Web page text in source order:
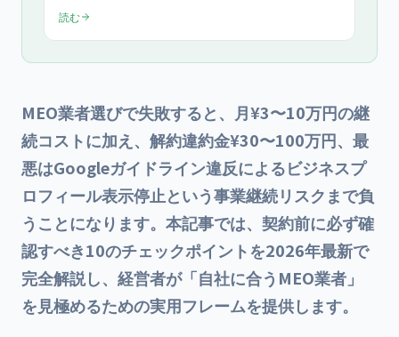
MEO3で配分し、即効性と資産性の役割分担で来店問合せ
読む
MEO業者選びで失敗すると、月¥3〜10万円の継
続コストに加え、解約違約金¥30〜100万円、最
悪はGoogleガイドライン違反によるビジネスプ
ロフィール表示停止という事業継続リスクまで負
うことになります。本記事では、契約前に必ず確
認すべき10のチェックポイントを2026年最新で
完全解説し、経営者が「自社に合うMEO業者」
を見極めるための実用フレームを提供します。